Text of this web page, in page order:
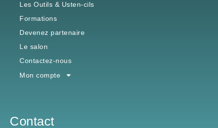
Les Outils & Usten-cils
Formations
Devenez partenaire
Le salon
Contactez-nous
Mon compte
Contact